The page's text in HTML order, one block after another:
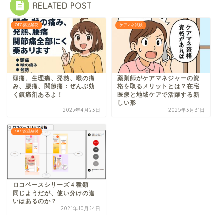
RELATED POST
OTC薬品解説
頭痛、生理痛、発熱、喉の痛
み、腰痛、関節痛：ぜんぶ効
く鎮痛剤あるよ！
2025年4月23日
ケアマネ試験
薬剤師がケアマネジャーの資
格を取るメリットとは？在宅
医療と地域ケアで活躍する新
しい形
2025年3月31日
OTC薬品解説
ロコベースシリーズ４種類
同じようだが、使い分けの違
いはあるのか？
2021年10月24日